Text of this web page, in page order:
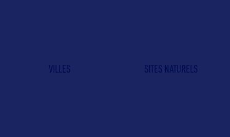
VILLES SITES NATURELS